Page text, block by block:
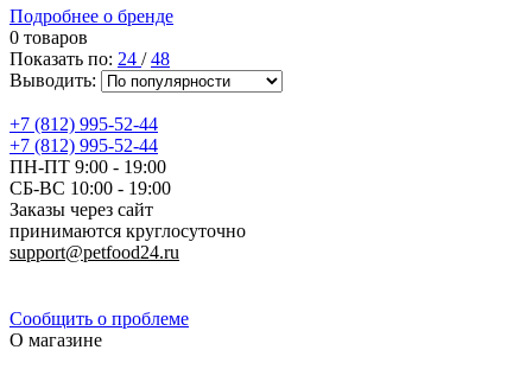
Подробнее о бренде
0 товаров
Показать по: 24 /48
Выводить:
+7 (812) 995-52-44
+7 (812) 995-52-44
ПН-ПТ 9:00 - 19:00
СБ-ВС 10:00 - 19:00
Заказы через сайт
принимаются круглосуточно
support@petfood24.ru
Сообщить о проблеме
О магазине